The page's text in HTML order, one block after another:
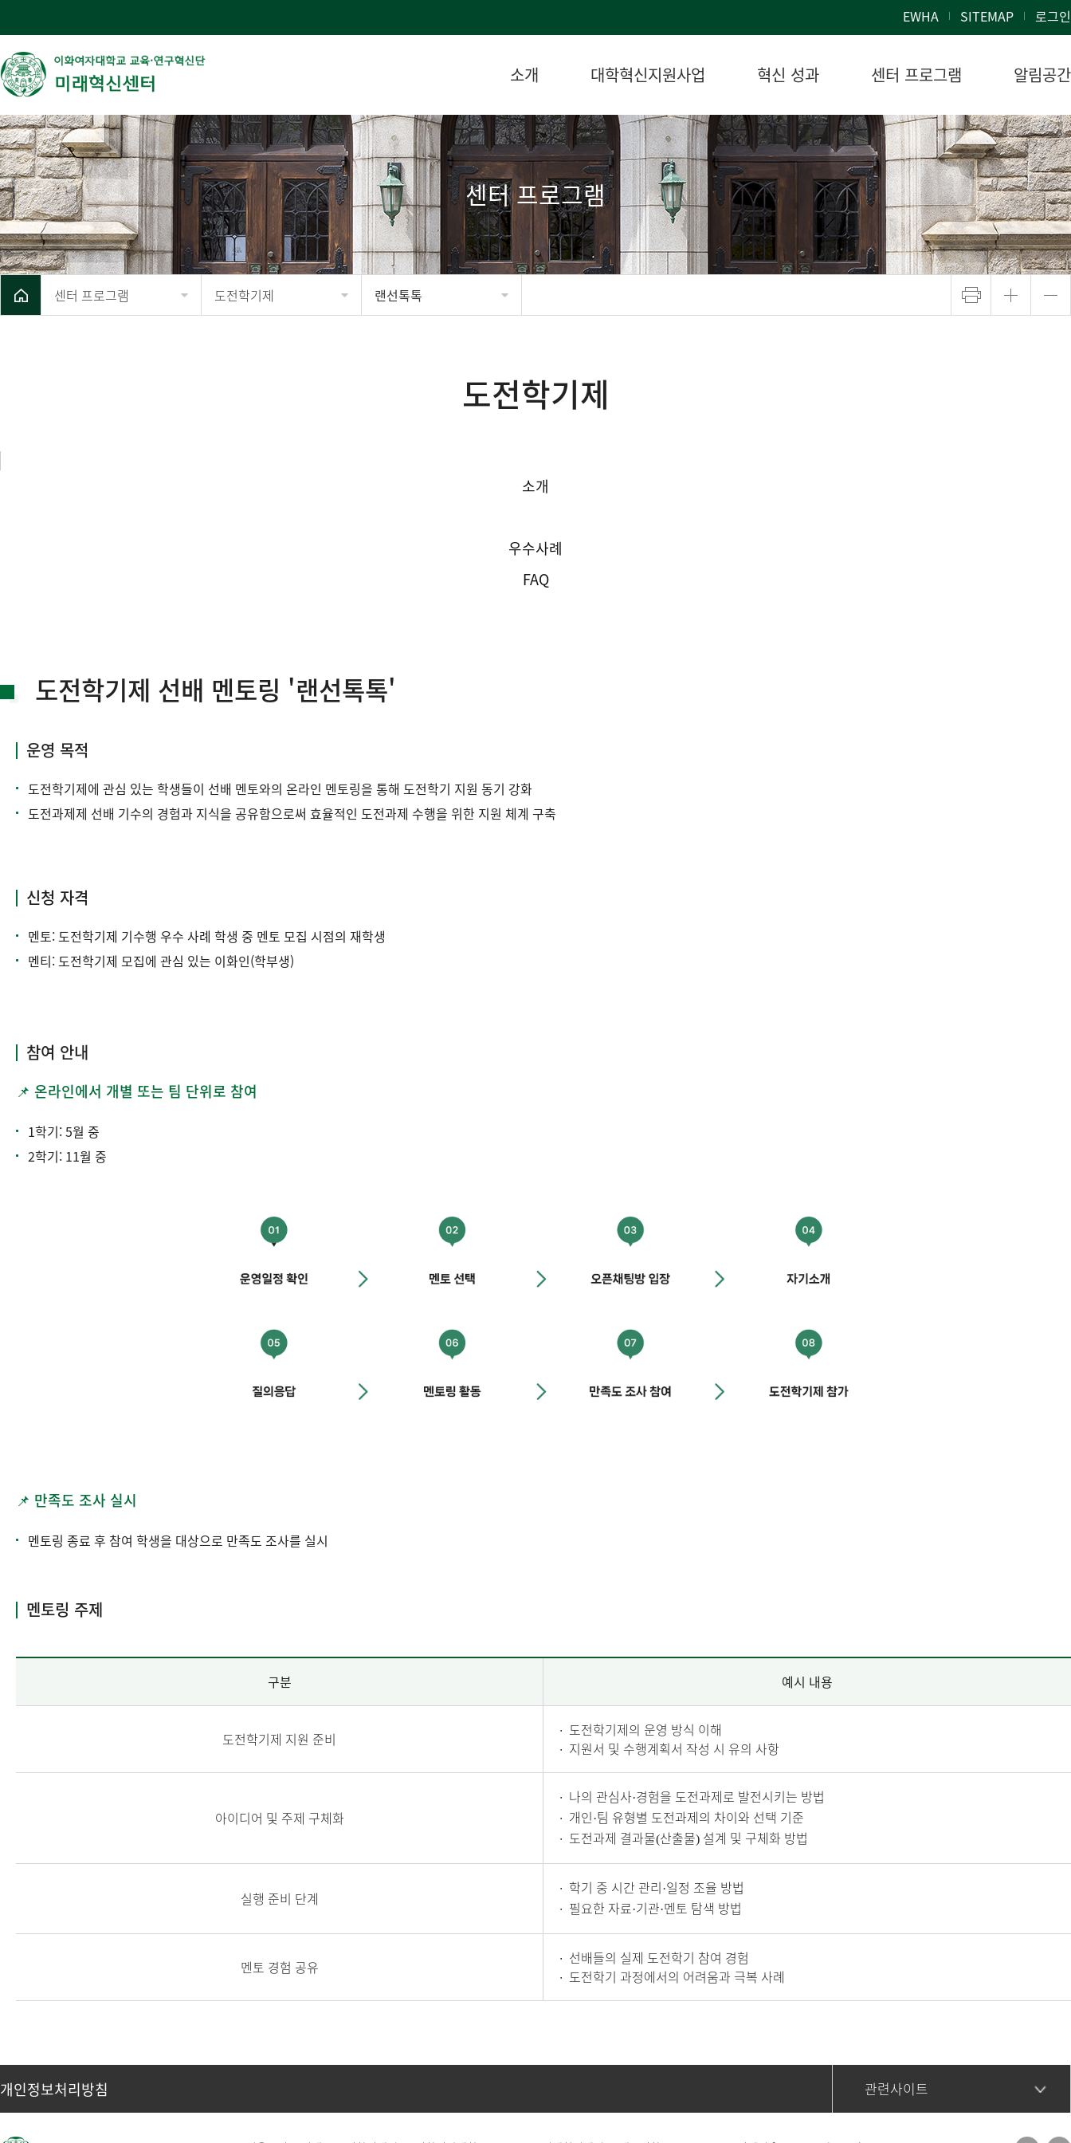
EWHA SITEMAP 로그인
소개 대학혁신지원사업 혁신 성과 센터 프로그램 알림공간
센터 프로그램
센터 프로그램 도전학기제 랜선톡톡
도전학기제
소개
우수사례
FAQ
도전학기제 선배 멘토링 '랜선톡톡'
운영 목적
도전학기제에 관심 있는 학생들이 선배 멘토와의 온라인 멘토링을 통해 도전학기 지원 동기 강화
도전과제제 선배 기수의 경험과 지식을 공유함으로써 효율적인 도전과제 수행을 위한 지원 체계 구축
신청 자격
멘토: 도전학기제 기수행 우수 사례 학생 중 멘토 모집 시점의 재학생
멘티: 도전학기제 모집에 관심 있는 이화인(학부생)
참여 안내
📌 온라인에서 개별 또는 팀 단위로 참여
1학기: 5월 중
2학기: 11월 중
📌 만족도 조사 실시
멘토링 종료 후 참여 학생을 대상으로 만족도 조사를 실시
멘토링 주제
구분 예시 내용
도전학기제 지원 준비 ∙ 도전학기제의 운영 방식 이해
∙ 지원서 및 수행계획서 작성 시 유의 사항
아이디어 및 주제 구체화
∙ 나의 관심사·경험을 도전과제로 발전시키는 방법
∙ 개인·팀 유형별 도전과제의 차이와 선택 기준
∙ 도전과제 결과물(산출물) 설계 및 구체화 방법
실행 준비 단계
∙ 학기 중 시간 관리·일정 조율 방법
∙ 필요한 자료·기관·멘토 탐색 방법
멘토 경험 공유 ∙ 선배들의 실제 도전학기 참여 경험
∙ 도전학기 과정에서의 어려움과 극복 사례
개인정보처리방침 관련사이트